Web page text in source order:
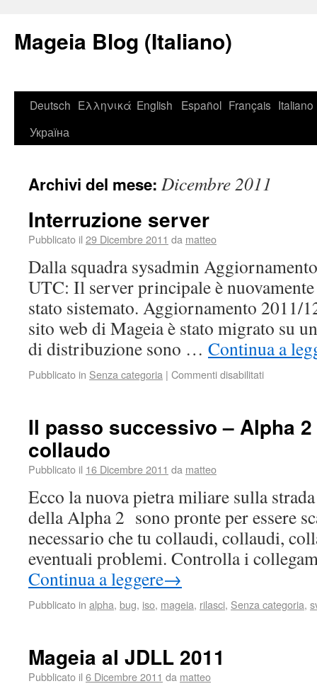
Mageia Blog (Italiano)
Deutsch Ελληνικά English Español Français Italiano
Україна
Archivi del mese: Dicembre 2011
Interruzione server
Pubblicato il 29 Dicembre 2011 da matteo
Dalla squadra sysadmin
UTC: Il server principale è
stato sistemato. Aggiornamento 2011/
sito web di Mageia è stato migrato su
di distribuzione sono … Continua a
Pubblicato in Senza categoria | Commenti disabilitati
Il passo successivo – Alpha
collaudo
Pubblicato il 16 Dicembre 2011 da matteo
Ecco la nuova pietra miliare sulla
della Alpha 2 sono pronte per essere
necessario che tu collaudi, collaudi,
eventuali problemi. Controlla i
Continua a leggere→
Pubblicato in alpha, bug, iso, mageia, rilasci, Senza categoria,
Mageia al JDLL 2011
Pubblicato il 6 Dicembre 2011 da matteo